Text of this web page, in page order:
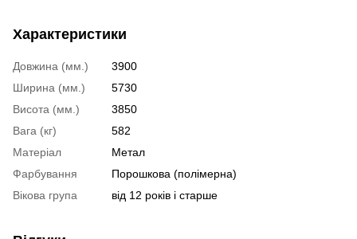
Характеристики
Довжина (мм.)
3900
Ширина (мм.)
5730
Висота (мм.)
3850
Вага (кг)
582
Матеріал
Метал
Фарбування
Порошкова (полімерна)
Вікова група
від 12 років і старше